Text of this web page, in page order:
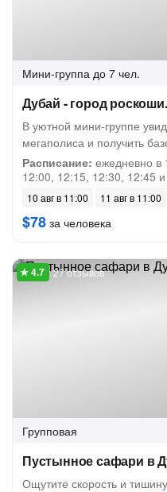
Мини-группа до 7 чел.
Дубай - город
В уютной мини-группе
мегаполиса и получить
Расписание: ежедневно в
12:00, 12:15, 12:30, 12:45
10 авг в 11:00 11 авг в 11:00
$78 за человека
27 отзывов
Групповая
Пустынное сафари в
Ощутите скорость и